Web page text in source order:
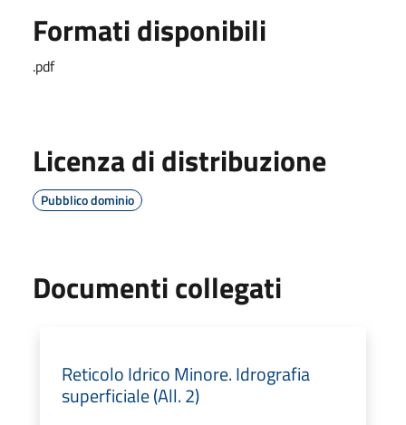
Formati disponibili
.pdf
Licenza di distribuzione
Pubblico dominio
Documenti collegati
Reticolo Idrico Minore. Idrografia
superficiale (All. 2)